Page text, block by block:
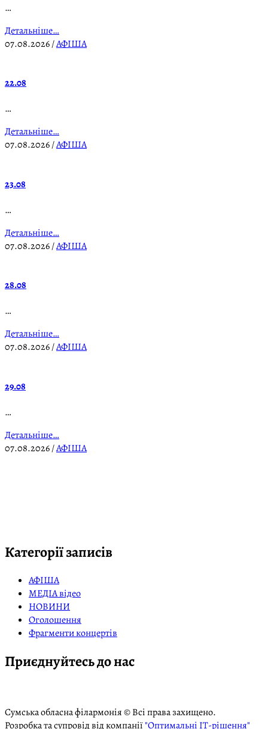
…
Детальніше…
07.08.2026/АФІША
22.08
…
Детальніше…
07.08.2026/АФІША
23.08
…
Детальніше…
07.08.2026/АФІША
28.08
…
Детальніше…
07.08.2026/АФІША
29.08
…
Детальніше…
07.08.2026/АФІША
Категорії записів
АФІША
МЕДІА відео
НОВИНИ
Оголошення
Фрагменти концертів
Приєднуйтесь до нас
Сумська обласна філармонія © Всі права захищено.
Розробка та супровід від компанії"Оптимальні ІТ-рішення"